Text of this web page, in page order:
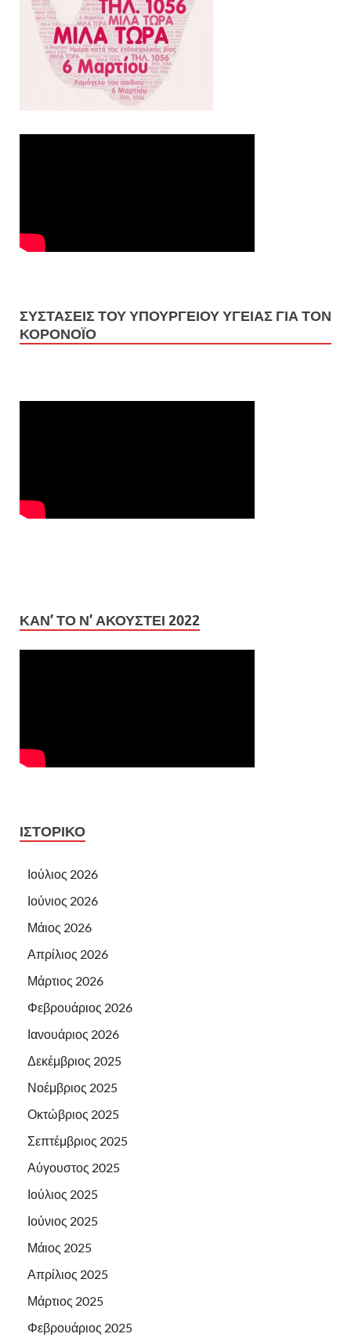
ΣΥΣΤΑΣΕΙΣ ΤΟΥ ΥΠΟΥΡΓΕΙΟΥ ΥΓΕΙΑΣ ΓΙΑ ΤΟΝ
ΚΟΡΟΝΟΪΟ
ΚΆΝ’ ΤΟ Ν’ ΑΚΟΥΣΤΕΊ 2022
ΙΣΤΟΡΙΚΌ
Ιούλιος 2026
Ιούνιος 2026
Μάιος 2026
Απρίλιος 2026
Μάρτιος 2026
Φεβρουάριος 2026
Ιανουάριος 2026
Δεκέμβριος 2025
Νοέμβριος 2025
Οκτώβριος 2025
Σεπτέμβριος 2025
Αύγουστος 2025
Ιούλιος 2025
Ιούνιος 2025
Μάιος 2025
Απρίλιος 2025
Μάρτιος 2025
Φεβρουάριος 2025